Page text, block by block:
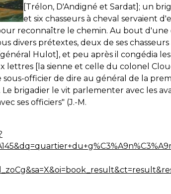
[Trélon, D'Andigné et Sardat]; un
et six chasseurs à cheval servaient
reconnaître le chemin. Au bout d'une
divers prétextes, deux de ses chasseurs
Hulot], et peu après il congédia
lettres [la sienne et celle du colonel
officier de dire au général de la
brigadier le vit parlementer avec les
ses officiers" (J.-M.